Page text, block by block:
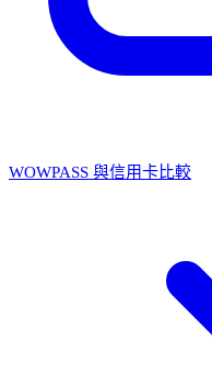
WOWPASS 與信用卡比較